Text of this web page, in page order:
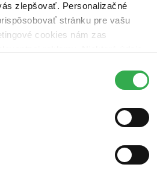
zlepšovať. Personalizačné
stránku pre vašu
cookies nám zas
všetky tieto cookies. Ďakujeme!